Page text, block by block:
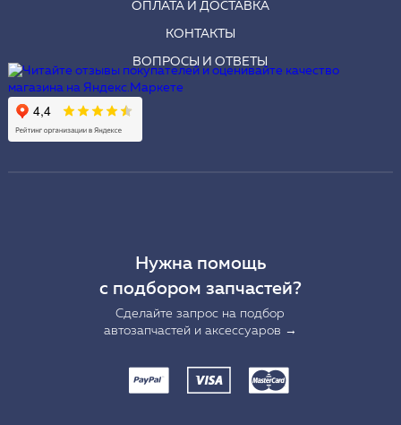
ОПЛАТА И ДОСТАВКА
КОНТАКТЫ
ВОПРОСЫ И ОТВЕТЫ
Нужна помощь
с подбором запчастей?
Сделайте запрос на подбор
автозапчастей и аксессуаров →